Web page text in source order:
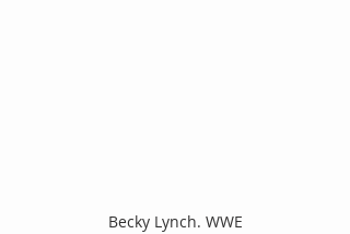
Becky Lynch. WWE